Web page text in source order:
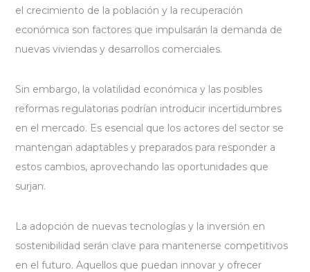
el crecimiento de la población y la recuperación
económica son factores que impulsarán la demanda de
nuevas viviendas y desarrollos comerciales.
Sin embargo, la volatilidad económica y las posibles
reformas regulatorias podrían introducir incertidumbres
en el mercado. Es esencial que los actores del sector se
mantengan adaptables y preparados para responder a
estos cambios, aprovechando las oportunidades que
surjan.
La adopción de nuevas tecnologías y la inversión en
sostenibilidad serán clave para mantenerse competitivos
en el futuro. Aquellos que puedan innovar y ofrecer